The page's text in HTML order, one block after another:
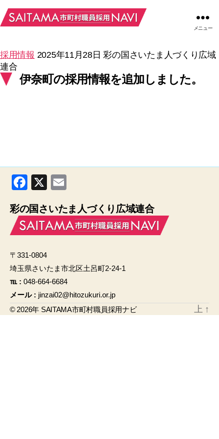
メニュー
採用情報 2025年11月28日彩の国さいたま人づくり広域
連合
伊奈町の採用情報を追加しました。
F
c
e
o
o
k
X
ail
彩の国さいたま人づくり広域連合
〒331-0804
埼玉県さいたま市北区土呂町2-24-1
℡ : 048-664-6684
メール : jinzai02@hitozukuri.or.jp
© 2026年 SAITAMA市町村職員採用ナビ 上 ↑